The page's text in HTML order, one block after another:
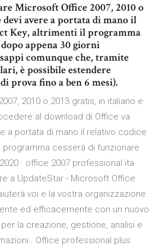
Microsoft Office 2007, 2010 o
devi avere a portata di mano il
Key, altrimenti il programma
appena 30 giorni
comunque che, tramite
è possibile estendere
prova fino a ben 6 mesi).
2010 o 2013 gratis, in italiano e
al download di Office va
a portata di mano il relativo codice
programma cesserà di funzionare
· office 2007 professional ita
a UpdateStar - Microsoft Office
voi e la vostra organizzazione
ed efficacemente con un nuovo
la creazione, gestione, analisi e
Office professional plus